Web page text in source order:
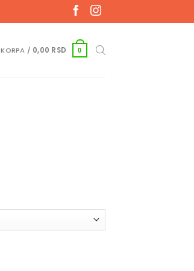
KORPA / 0,00 RSD 0